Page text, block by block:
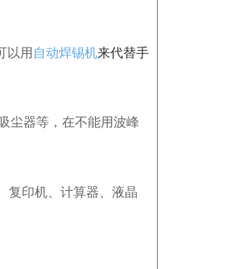
以用 自动焊锡机来代替手
尘器等，在不能用波峰
复印机、计算器、液晶